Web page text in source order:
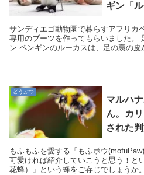
ギン「ル
サンディエゴ動物園で暮らすアフリカ
専用のブーツを作ってもらいました。
ン ペンギンのルーカスは、足の裏の
どうぶつ
マルハ
ん。カ
された
もふもふを愛する「もふポウ
可愛ければ紹介していこうと思う！と
花蜂）」という蜂をご存じでしょうか